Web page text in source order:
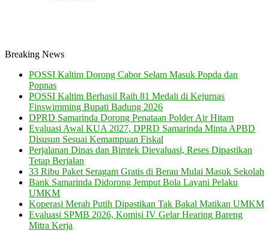
Breaking News
POSSI Kaltim Dorong Cabor Selam Masuk Popda dan
Popnas
POSSI Kaltim Berhasil Raih 81 Medali di Kejurnas
Finswimming Bupati Badung 2026
DPRD Samarinda Dorong Penataan Polder Air Hitam
Evaluasi Awal KUA 2027, DPRD Samarinda Minta APBD
Disusun Sesuai Kemampuan Fiskal
Perjalanan Dinas dan Bimtek Dievaluasi, Reses Dipastikan
Tetap Berjalan
33 Ribu Paket Seragam Gratis di Berau Mulai Masuk Sekolah
Bank Samarinda Didorong Jemput Bola Layani Pelaku
UMKM
Koperasi Merah Putih Dipastikan Tak Bakal Matikan UMKM
Evaluasi SPMB 2026, Komisi IV Gelar Hearing Bareng
Mitra Kerja